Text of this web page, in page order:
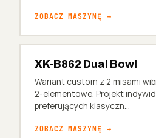
ZOBACZ MASZYNĘ →
XK-B862 Dual Bowl
Wariant custom z 2 misami
2-elementowe. Projekt
preferujących klasyczn...
ZOBACZ MASZYNĘ →